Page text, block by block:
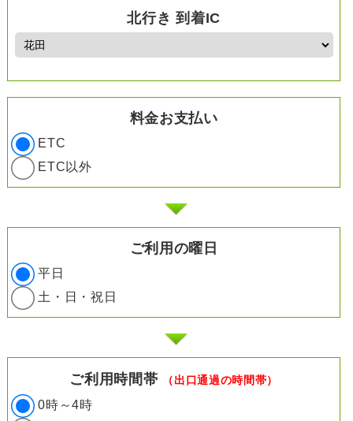
北行き 到着IC
料金お支払い
ETC
ETC以外
ご利用の曜日
平日
土・日・祝日
ご利用時間帯 （出口通過の時間帯）
0時～4時